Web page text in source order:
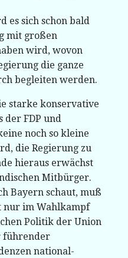
es sich schon bald
mit großen
wird, wovon
die ganze
begleiten werden.
starke konservative
der FDP und
noch so kleine
die Regierung zu
hieraus erwächst
Mitbürger.
Bayern schaut, muß
nur im Wahlkampf
Politik der Union
führender
national-